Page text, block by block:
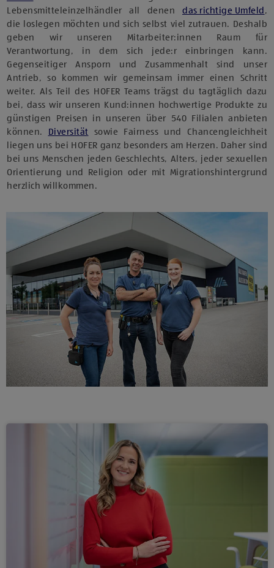
Lebensmitteleinzelhändler all denen das richtige Umfeld ,
die loslegen möchten und sich selbst viel zutrauen. Deshalb
geben wir unseren Mitarbeiter:innen Raum für
Verantwortung, in dem sich jede:r einbringen kann.
Gegenseitiger Ansporn und Zusammenhalt sind unser
Antrieb, so kommen wir gemeinsam immer einen Schritt
weiter. Als Teil des HOFER Teams trägst du tagtäglich dazu
bei, dass wir unseren Kund:innen hochwertige Produkte zu
günstigen Preisen in unseren über 540 Filialen anbieten
können. Diversität sowie Fairness und Chancengleichheit
liegen uns bei HOFER ganz besonders am Herzen. Daher sind
bei uns Menschen jeden Geschlechts, Alters, jeder sexuellen
Orientierung und Religion oder mit Migrationshintergrund
herzlich willkommen.